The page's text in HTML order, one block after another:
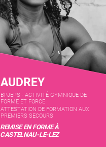
AUDREY
BPJEPS - ACTIVITÉ GYMNIQUE DE
FORME ET FORCE
ATTESTATION DE FORMATION AUX
PREMIERS SECOURS
REMISE EN FORME À
CASTELNAU-LE-LEZ